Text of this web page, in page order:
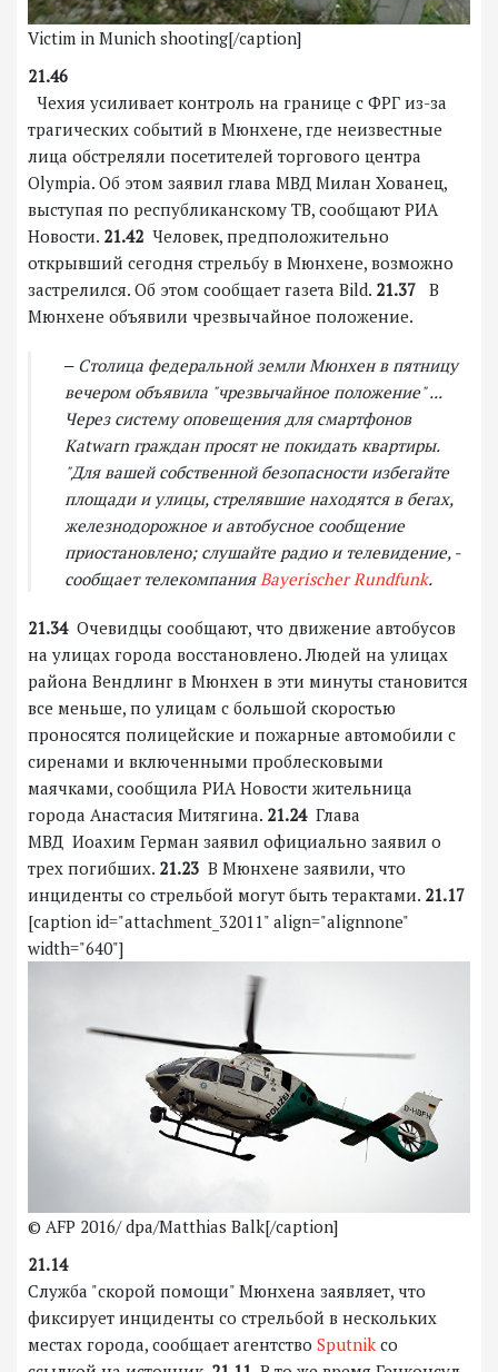
Victim in Munich shooting[/caption]
21.46
Чехия усиливает контроль на границе с ФРГ из-за
трагических событий в Мюнхене, где неизвестные
лица обстреляли посетителей торгового центра
Olympia. Об этом заявил глава МВД Милан Хованец,
выступая по республиканскому ТВ, сообщают РИА
Новости. 21.42 Человек, предположительно
открывший сегодня стрельбу в Мюнхене, возможно
застрелился. Об этом сообщает газета Bild. 21.37 В
Мюнхене объявили чрезвычайное положение.
‒ Столица федеральной земли Мюнхен в пятницу
вечером объявила "чрезвычайное положение" ...
Через систему оповещения для смартфонов
Katwarn граждан просят не покидать квартиры.
"Для вашей собственной безопасности избегайте
площади и улицы, стрелявшие находятся в бегах,
железнодорожное и автобусное сообщение
приостановлено; слушайте радио и телевидение, -
сообщает телекомпания Bayerischer Rundfunk.
21.34Очевидцы сообщают, что движение автобусов
на улицах города восстановлено. Людей на улицах
района Вендлинг в Мюнхен в эти минуты становится
все меньше, по улицам с большой скоростью
проносятся полицейские и пожарные автомобили с
сиренами и включенными проблесковыми
маячками, сообщила РИА Новости жительница
города Анастасия Митягина. 21.24Глава
МВД Иоахим Герман заявил официально заявил о
трех погибших. 21.23 В Мюнхене заявили, что
инциденты со стрельбой могут быть терактами. 21.17
[caption id="attachment_32011" align="alignnone"
width="640"]
© AFP 2016/ dpa/Matthias Balk[/caption]
21.14
Служба "скорой помощи" Мюнхена заявляет, что
фиксирует инциденты со стрельбой в нескольких
местах города, сообщает агентство Sputnik со